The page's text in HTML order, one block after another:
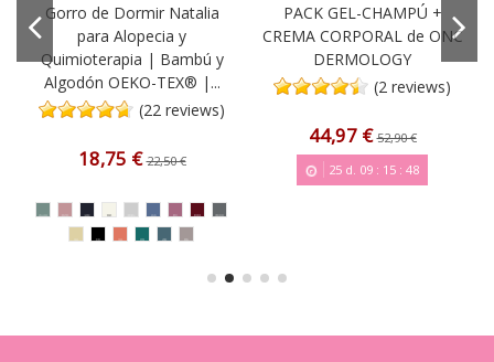
Gorro de Dormir Natalia
para Alopecia y
Quimioterapia | Bambú y
Algodón OEKO-TEX® |...
(22 reviews)
18,75 €22,50 €
PACK GEL-CHAMPÚ +
CREMA CORPORAL de ONC
DERMOLOGY
(2 reviews)
44,97 €52,90 €
25d. 09: 15: 48